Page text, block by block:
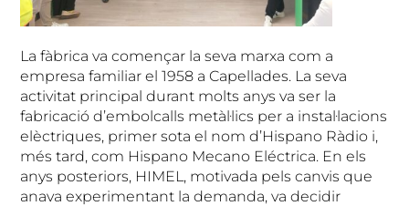
La fàbrica va començar la seva marxa com a
empresa familiar el 1958 a Capellades. La seva
activitat principal durant molts anys va ser la
fabricació d’embolcalls metàl·lics per a instal·lacions
elèctriques, primer sota el nom d’Hispano Ràdio i,
més tard, com Hispano Mecano Eléctrica. En els
anys posteriors, HIMEL, motivada pels canvis que
anava experimentant la demanda, va decidir